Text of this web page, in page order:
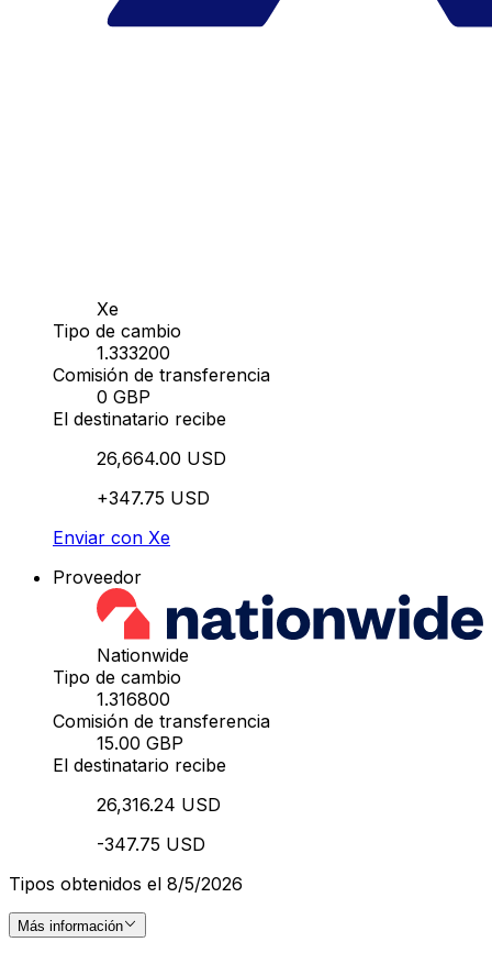
Xe
Tipo de cambio
1.333200
Comisión de transferencia
0 GBP
El destinatario recibe
26,664.00 USD
+347.75 USD
Enviar con Xe
Proveedor
Nationwide
Tipo de cambio
1.316800
Comisión de transferencia
15.00 GBP
El destinatario recibe
26,316.24 USD
-347.75 USD
Tipos obtenidos el 8/5/2026
Más información